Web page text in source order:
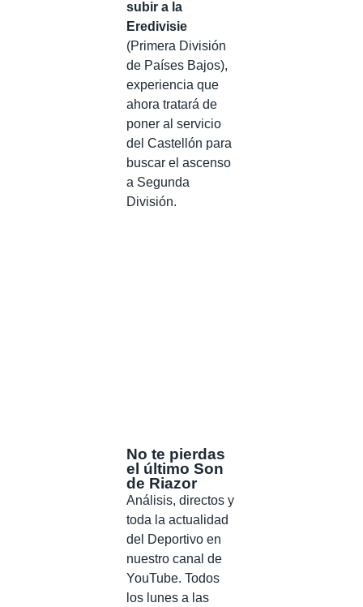
subir a la
Eredivisie
(Primera División
de Países Bajos),
experiencia que
ahora tratará de
poner al servicio
del Castellón para
buscar el ascenso
a Segunda
División.
No te pierdas
el último Son
de Riazor
Análisis, directos y
toda la actualidad
del Deportivo en
nuestro canal de
YouTube. Todos
los lunes a las